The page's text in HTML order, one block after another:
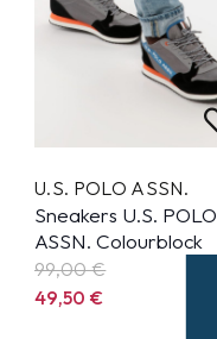
U.S. POLO ASSN.
Sneakers U.S. POLO
ASSN. Colourblock
99,00€
49,50€